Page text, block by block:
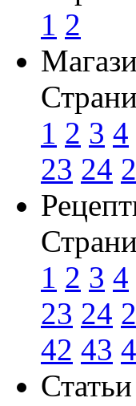
1 2
1 2 3 4
23 24
1 2 3 4
23 24
42 43
Статьи